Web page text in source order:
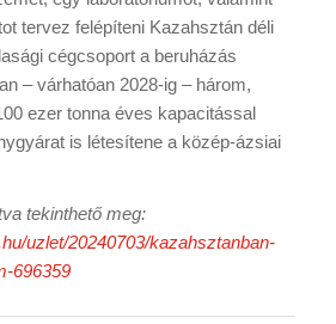
tervez felépíteni Kazahsztán déli
cégcsoport a beruházás
– várhatóan 2028-ig – három,
ezer tonna éves kapacitással
is létesítene a közép-ázsiai
tekinthető meg:
uzlet/20240703/kazahsztanban-
696359